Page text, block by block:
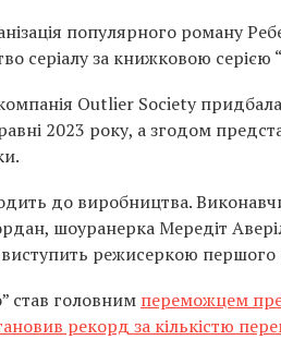
популярного роману
серіалу за книжковою серією
Outlier Society
2023 року, а згодом
до виробництва.
шоуранерка Мередіт
режисеркою першого
став головним переможцем
рекорд за кількістю